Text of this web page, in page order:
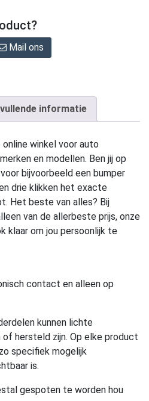
Mail ons
informatie
winkel voor auto
en modellen. Ben jij op
bijvoorbeeld een bumper
drie klikken het exacte
Het beste van alles? Bij
van de allerbeste prijs, onze
klaar om jou persoonlijk te
contact en alleen op
kunnen lichte
hersteld zijn. Op elke product
specifiek mogelijk
is.
gespoten te worden hou